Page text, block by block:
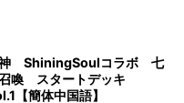
ShiningSoulコラボ 七
喚 スタートデッキ
【簡体中国語】